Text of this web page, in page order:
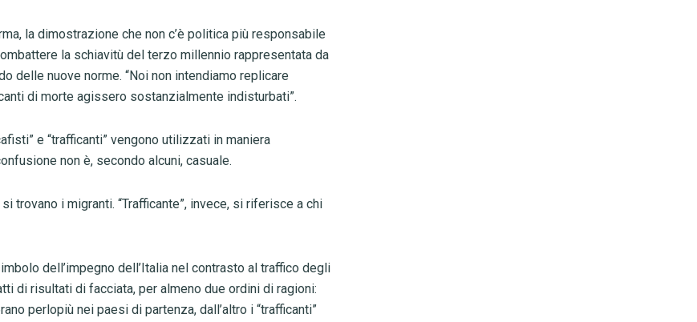
la dimostrazione che non c’è politica più responsabile
la schiavitù del terzo millennio rappresentata da
delle nuove norme. “Noi non intendiamo replicare
di morte agissero sostanzialmente indisturbati”.
e “trafficanti” vengono utilizzati in maniera
non è, secondo alcuni, casuale.
trovano i migranti. “Trafficante”, invece, si riferisce a chi
dell’impegno dell’Italia nel contrasto al traffico degli
di risultati di facciata, per almeno due ordini di ragioni:
perlopiù nei paesi di partenza, dall’altro i “trafficanti”